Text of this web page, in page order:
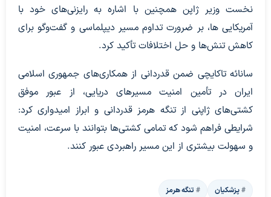
نخست وزیر ژاپن همچنین با اشاره به رایزنی‌های خود با
آمریکایی ها، بر ضرورت تداوم مسیر دیپلماسی و گفت‌وگو برای
کاهش تنش‌ها و حل اختلافات تأکید کرد.
سانائه تاکایچی ضمن قدردانی از همکاری‌های جمهوری اسلامی
ایران در تأمین امنیت مسیرهای دریایی، از عبور موفق
کشتی‌های ژاپنی از تنگه هرمز قدردانی و ابراز امیدواری کرد:
شرایطی فراهم شود که تمامی کشتی‌ها بتوانند با سرعت، امنیت
و سهولت بیشتری از این مسیر راهبردی عبور کنند.
پزشکیان تنگه هرمز